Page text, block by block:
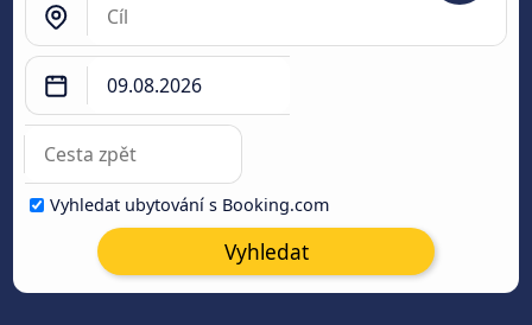
Vyhledat ubytování s Booking.com
Vyhledat